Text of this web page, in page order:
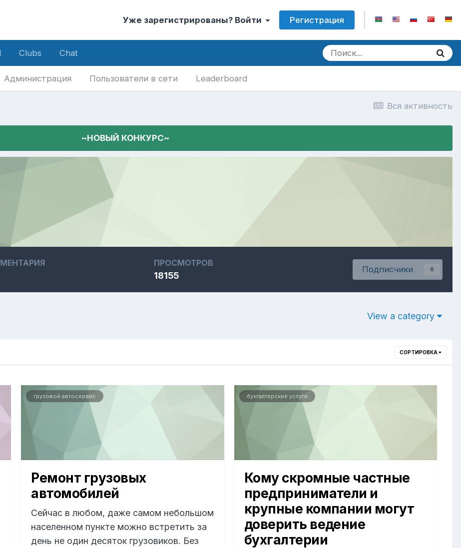
Уже зарегистрированы? Войти Регистрация
Администрация Пользователи в сети Leaderboard
Clubs Chat
Вся активность
~НОВЫЙ КОНКУРС~
Подписчики 0
ПРОСМОТРОВ
18155
View a category
СОРТИРОВКА
грузовой автосервис
Ремонт грузовых
автомобилей
Сейчас в любом, даже самом небольшом
населенном пункте можно встретить за
день не один десяток грузовиков. Без
бухгалтерские услуги
Кому скромные частные
предприниматели и
крупные компании могут
доверить ведение
бухгалтерии